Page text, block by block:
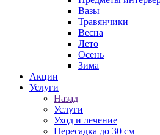
Вазы
Травянчики
Весна
Лето
Осень
Зима
Акции
Услуги
Назад
Услуги
Уход и лечение
Пересадка до 30 см